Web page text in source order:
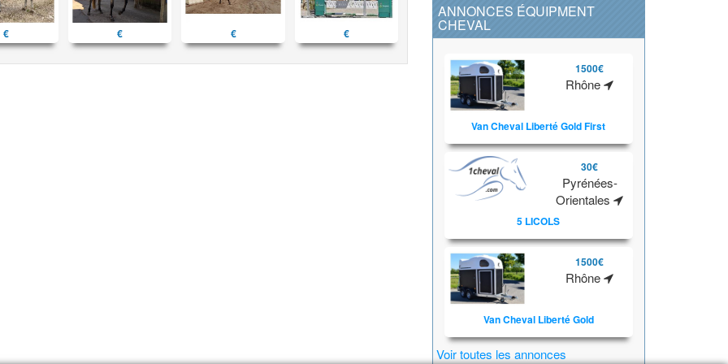
€ € € €
ANNONCES ÉQUIPMENT
CHEVAL
1500€
Rhône
Van Cheval Liberté Gold First
30€
Pyrénées-
Orientales
5 LICOLS
1500€
Rhône
Van Cheval Liberté Gold
Voir toutes les annonces